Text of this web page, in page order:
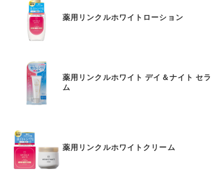
薬用リンクルホワイトローション
薬用リンクルホワイト デイ＆ナイト セラ
ム
薬用リンクルホワイトクリーム